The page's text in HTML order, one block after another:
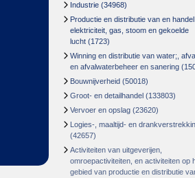
Industrie (34968)
Productie en distributie van en
elektriciteit, gas, stoom en gekoelde
lucht (1723)
Winning en distributie van water;,
en afvalwaterbeheer en sanering
Bouwnijverheid (50018)
Groot- en detailhandel (133803)
Vervoer en opslag (23620)
Logies-, maaltijd- en
(42657)
Activiteiten van uitgeverijen,
omroepactiviteiten, en activiteiten op
gebied van productie en distributie